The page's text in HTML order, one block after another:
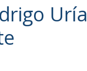
Uría